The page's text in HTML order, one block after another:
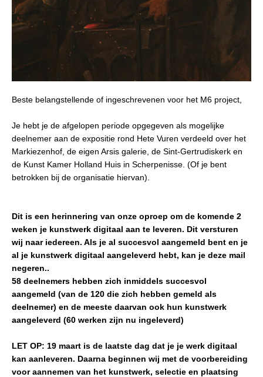
Beste belangstellende of ingeschrevenen voor het M6 project,
Je hebt je de afgelopen periode opgegeven als mogelijke
deelnemer aan de expositie rond Hete Vuren verdeeld over het
Markiezenhof, de eigen Arsis galerie, de Sint-Gertrudiskerk en
de Kunst Kamer Holland Huis in Scherpenisse. (Of je bent
betrokken bij de organisatie hiervan).
Dit is een herinnering van onze oproep om de komende 2
weken je kunstwerk digitaal aan te leveren. Dit versturen
wij naar iedereen. Als je al succesvol aangemeld bent en je
al je kunstwerk digitaal aangeleverd hebt, kan je deze mail
negeren..
58 deelnemers hebben zich inmiddels succesvol
aangemeld (van de 120 die zich hebben gemeld als
deelnemer) en de meeste daarvan ook hun kunstwerk
aangeleverd (60 werken zijn nu ingeleverd)
LET OP: 19 maart is de laatste dag dat je je werk digitaal
kan aanleveren. Daarna beginnen wij met de voorbereiding
voor aannemen van het kunstwerk, selectie en plaatsing